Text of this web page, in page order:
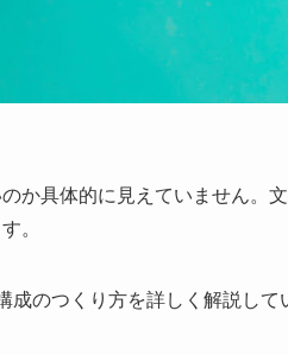
か具体的に見えていません。
。
成のつくり方を詳しく解説して